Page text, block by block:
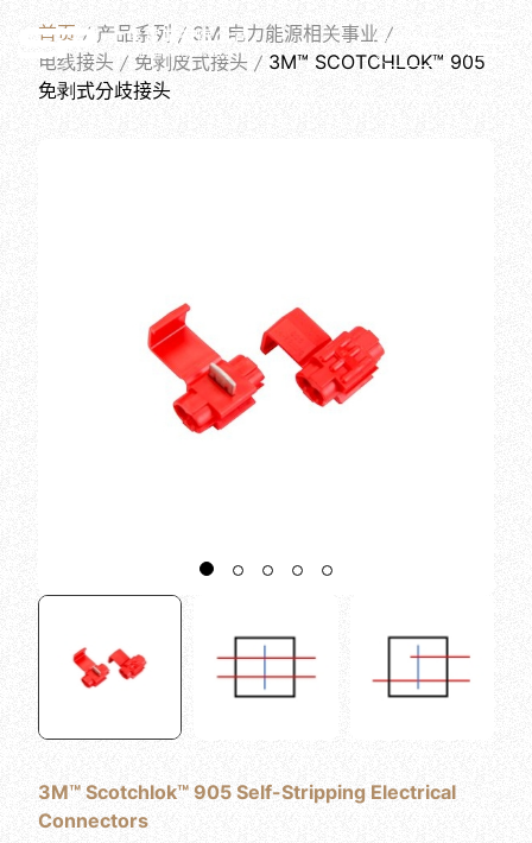
简体中文
PRODUCTS
首页 产品系列
3M 电力能源相关事业
电线接头
免剥皮式接头
3M™ SCOTCHLOK™ 905
免剥式分歧接头
3M™ Scotchlok™ 905 Self-Stripping Electrical
Connectors